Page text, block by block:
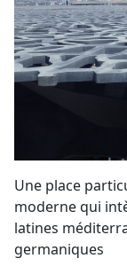
Une place
moderne qui
latines
germaniques